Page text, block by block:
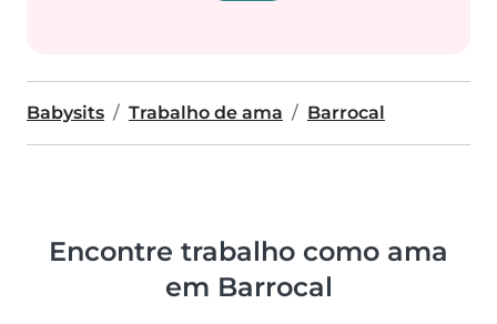
Babysits Trabalho de ama Barrocal
Encontre trabalho como ama
em Barrocal